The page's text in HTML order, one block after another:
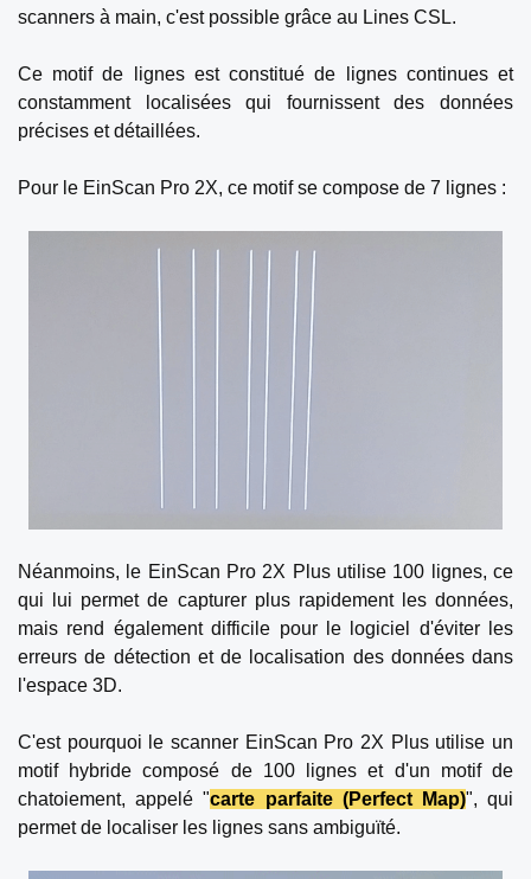
scanners à main, c'est possible grâce au Lines CSL.
Ce motif de lignes est constitué de lignes continues et
constamment localisées qui fournissent des données
précises et détaillées.
Pour le EinScan Pro 2X, ce motif se compose de 7 lignes :
Néanmoins, le EinScan Pro 2X Plus utilise 100 lignes, ce
qui lui permet de capturer plus rapidement les données,
mais rend également difficile pour le logiciel d'éviter les
erreurs de détection et de localisation des données dans
l'espace 3D.
C'est pourquoi le scanner EinScan Pro 2X Plus utilise un
motif hybride composé de 100 lignes et d'un motif de
chatoiement, appelé "carte parfaite (Perfect Map)", qui
permet de localiser les lignes sans ambiguïté.